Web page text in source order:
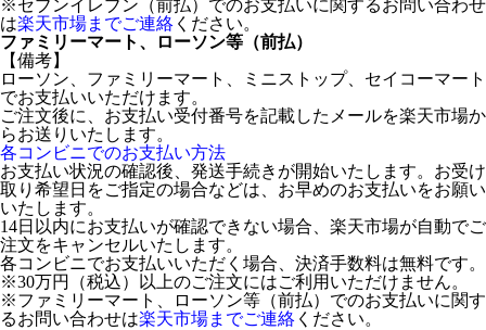
※セブンイレブン（前払）でのお支払いに関するお問い合わせ
は楽天市場までご連絡 ください。
ファミリーマート、ローソン等（前払）
【備考】
ローソン、ファミリーマート、ミニストップ、セイコーマート
でお支払いいただけます。
ご注文後に、お支払い受付番号を記載したメールを楽天市場か
らお送りいたします。
各コンビニでのお支払い方法
お支払い状況の確認後、発送手続きが開始いたします。お受け
取り希望日をご指定の場合などは、お早めのお支払いをお願い
いたします。
14日以内にお支払いが確認できない場合、楽天市場が自動でご
注文をキャンセルいたします。
各コンビニでお支払いいただく場合、決済手数料は無料です。
※30万円（税込）以上のご注文にはご利用いただけません。
※ファミリーマート、ローソン等（前払）でのお支払いに関す
るお問い合わせは楽天市場までご連絡 ください。